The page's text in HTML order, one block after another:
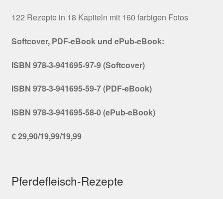
122 Rezepte in 18 Kapiteln mit 160 farbigen Fotos
Softcover, PDF-eBook und ePub-eBook:
ISBN 978-3-941695-97-9 (Softcover)
ISBN 978-3-941695-59-7 (PDF-eBook)
ISBN 978-3-941695-58-0 (ePub-eBook)
€ 29,90/19,99/19,99
Pferdefleisch-Rezepte